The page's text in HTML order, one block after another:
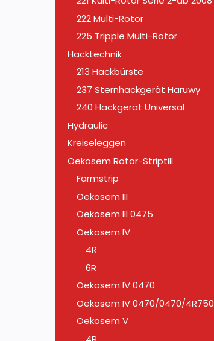
222 Multi-Rotor
225 Tripple Multi-Rotor
Hacktechnik
213 Hackbürste
237 Sternhackgerät Haruwy
240 Hackgerät Universal
Hydraulic
Kreiseleggen
Oekosem Rotor-Striptill
Farmstrip
Oekosem III
Oekosem III 0475
Oekosem IV
4R
6R
Oekosem IV 0470
Oekosem IV 0470/0470/4R750
Oekosem V